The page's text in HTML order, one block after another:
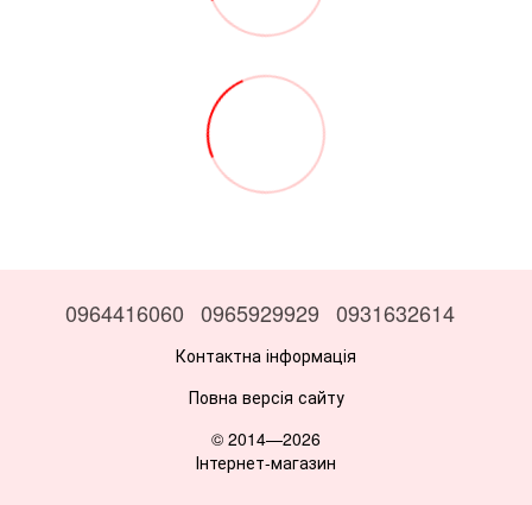
0964416060 0965929929 0931632614
Контактна інформація
Повна версія сайту
© 2014—2026
Інтернет-магазин